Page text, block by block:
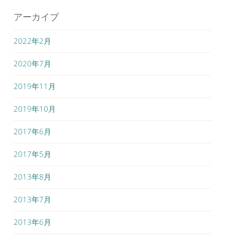
アーカイブ
2022年2月
2020年7月
2019年11月
2019年10月
2017年6月
2017年5月
2013年8月
2013年7月
2013年6月